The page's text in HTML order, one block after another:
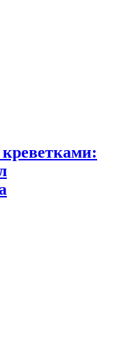
креветками: